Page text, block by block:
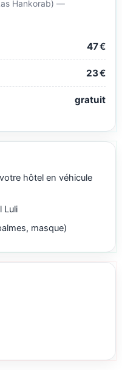
Hankorab) —
47€
23€
gratuit
hôtel en véhicule
Luli
masque)